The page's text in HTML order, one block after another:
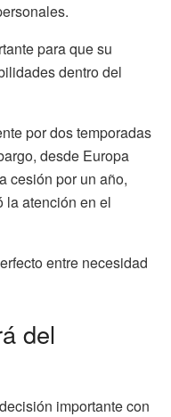
para que su
dentro del
por dos temporadas
desde Europa
cesión por un año,
la atención en el
entre necesidad
del
importante con